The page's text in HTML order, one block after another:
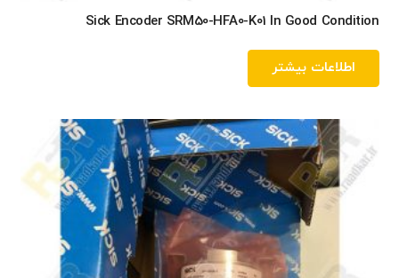
Sick Encoder SRM50-HFA0-K01 In Good Condition
اطلاعات بیشتر